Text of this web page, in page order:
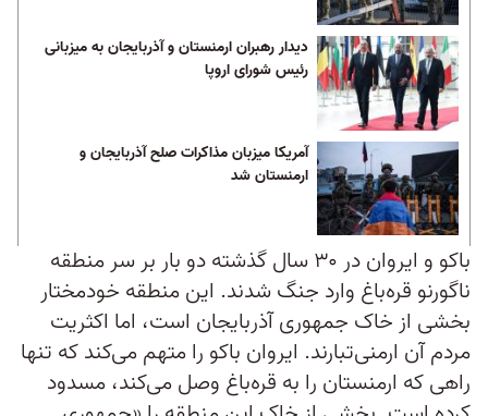
دیدار رهبران ارمنستان و آذربایجان به میزبانی
رئیس شورای اروپا
آمریکا میزبان مذاکرات صلح آذربایجان و
ارمنستان شد
باکو و ایروان در ۳۰ سال گذشته دو بار بر سر منطقه
ناگورنو قره‌باغ وارد جنگ شدند. این منطقه خودمختار
بخشی از خاک جمهوری آذربایجان است، اما اکثریت
مردم آن ارمنی‌تبارند. ایروان باکو را متهم می‌کند که تنها
راهی که ارمنستان را به قره‌باغ وصل می‌کند، مسدود